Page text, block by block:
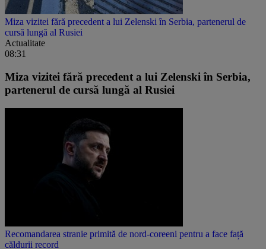
Miza vizitei fără precedent a lui Zelenski în Serbia, partenerul de
cursă lungă al Rusiei
Actualitate
08:31
Miza vizitei fără precedent a lui Zelenski în Serbia,
partenerul de cursă lungă al Rusiei
Recomandarea stranie primită de nord-coreeni pentru a face față
căldurii record